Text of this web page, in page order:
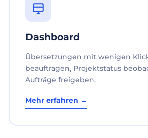
Dashboard
Übersetzungen mit wenigen
beauftragen, Projektstatus
Aufträge freigeben.
Mehr erfahren →